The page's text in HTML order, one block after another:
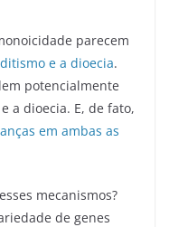
parecem
e a dioecia.
potencialmente
a dioecia. E, de fato,
em ambas as
mecanismos?
de genes